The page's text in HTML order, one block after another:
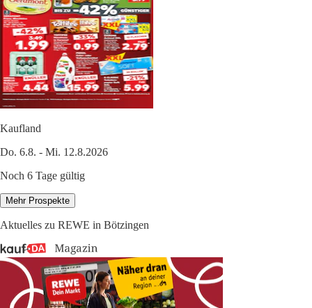
Kaufland
Do. 6.8. - Mi. 12.8.2026
Noch 6 Tage gültig
Mehr Prospekte
Aktuelles zu REWE in Bötzingen